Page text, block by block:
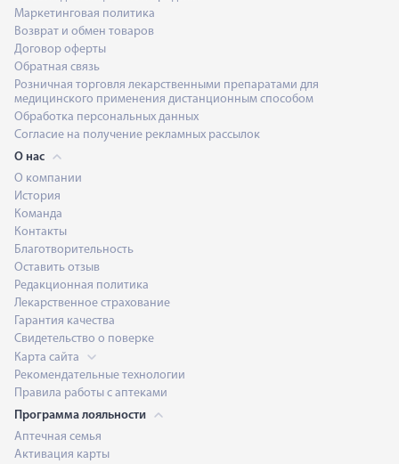
Маркетинговая политика
Возврат и обмен товаров
Договор оферты
Обратная связь
Розничная торговля лекарственными препаратами для
медицинского применения дистанционным способом
Обработка персональных данных
Согласие на получение рекламных рассылок
О нас
О компании
История
Команда
Контакты
Благотворительность
Оставить отзыв
Редакционная политика
Лекарственное страхование
Гарантия качества
Свидетельство о поверке
Карта сайта
Рекомендательные технологии
Правила работы с аптеками
Программа лояльности
Аптечная семья
Активация карты